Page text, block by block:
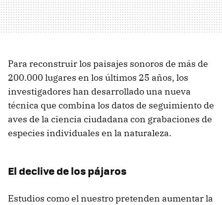
Para reconstruir los paisajes sonoros de más de
200.000 lugares en los últimos 25 años, los
investigadores han desarrollado una nueva
técnica que combina los datos de seguimiento de
aves de la ciencia ciudadana con grabaciones de
especies individuales en la naturaleza.
El declive de los pájaros
Estudios como el nuestro pretenden aumentar la